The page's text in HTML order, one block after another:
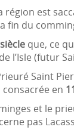
est
fin du
que, ce
l’Isle (futur
Saint
consacrée en
et le
pas